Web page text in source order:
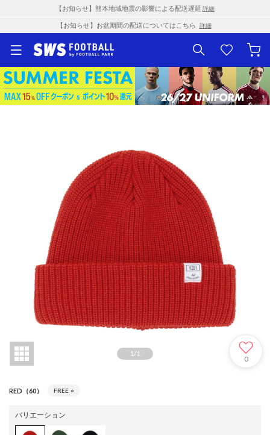
【お知らせ】熊本地域地震の影響による配送遅延 詳細
【お知らせ】お盆期間の配送についてはこちら 詳細
1/1
0
RED（60） FREE ○
バリエーション